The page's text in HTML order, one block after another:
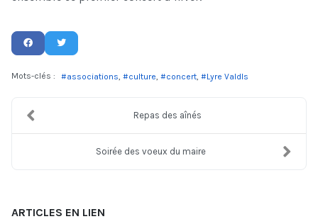
Mots-clés : associations culture concert Lyre ValdIs
Repas des aînés
Soirée des voeux du maire
ARTICLES EN LIEN